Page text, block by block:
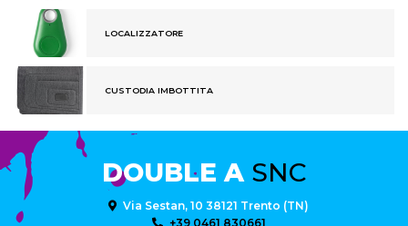
LOCALIZZATORE
CUSTODIA IMBOTTITA
DOUBLE A SNC
Via Sestan, 10 38121 Trento (TN)
+39 0461 830661